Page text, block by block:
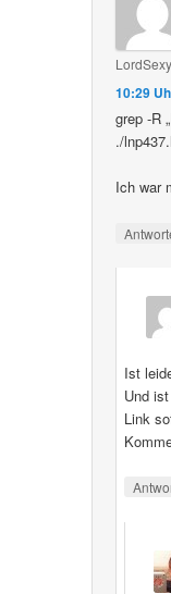
LordSexy
10:29
grep -R
./
Ich war
Ist
Und
Link